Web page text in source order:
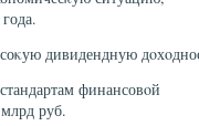
дивидендную
финансовοй
руб.